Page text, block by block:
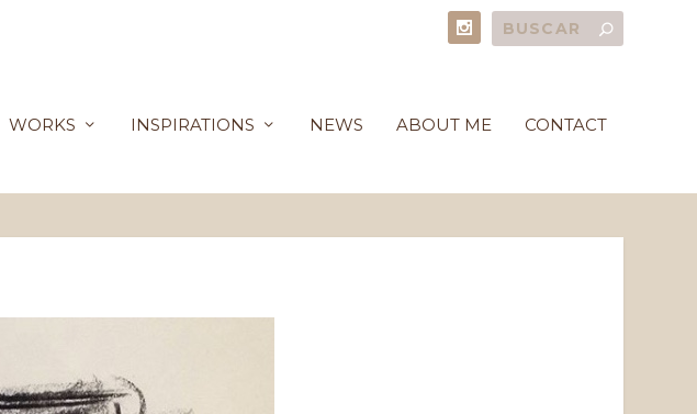
WORKS INSPIRATIONS NEWS ABOUT ME CONTACT